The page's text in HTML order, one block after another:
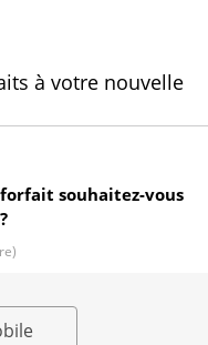
à votre nouvelle
souhaitez-vous